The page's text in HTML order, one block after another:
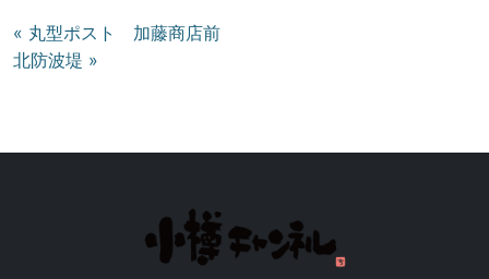
投
稿
« 丸型ポスト 加藤商店前
北防波堤 »